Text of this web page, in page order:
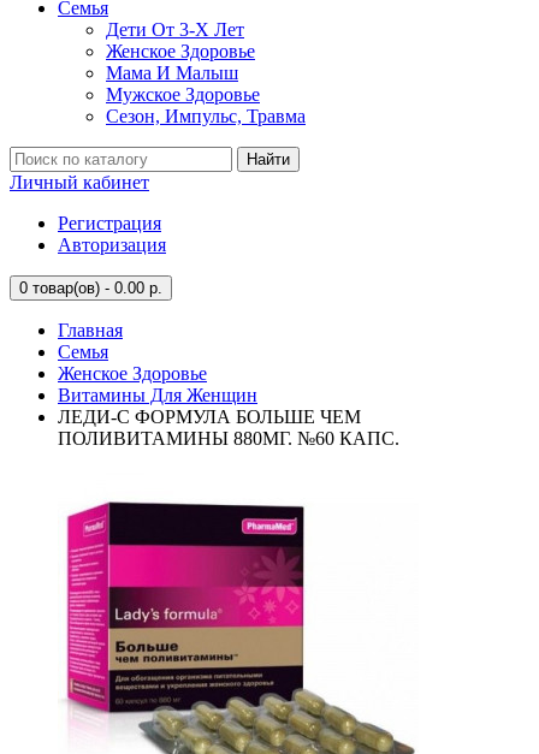
Семья
Дети От 3-Х Лет
Женское Здоровье
Мама И Малыш
Мужское Здоровье
Сезон, Импульс, Травма
Найти
Личный кабинет
Регистрация
Авторизация
0 товар(ов) - 0.00 р.
Главная
Семья
Женское Здоровье
Витамины Для Женщин
ЛЕДИ-С ФОРМУЛА БОЛЬШЕ ЧЕМ
ПОЛИВИТАМИНЫ 880МГ. №60 КАПС.